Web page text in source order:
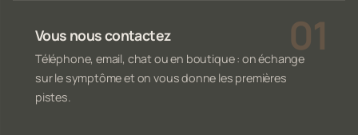
Vous nous contactez
Téléphone, email, chat ou en boutique : on échange
sur le symptôme et on vous donne les premières
pistes.